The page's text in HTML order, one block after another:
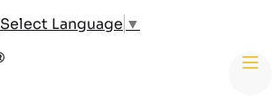
Select Language ▼